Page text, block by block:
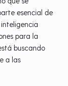
esencial de
inteligencia
para la
buscando
a las